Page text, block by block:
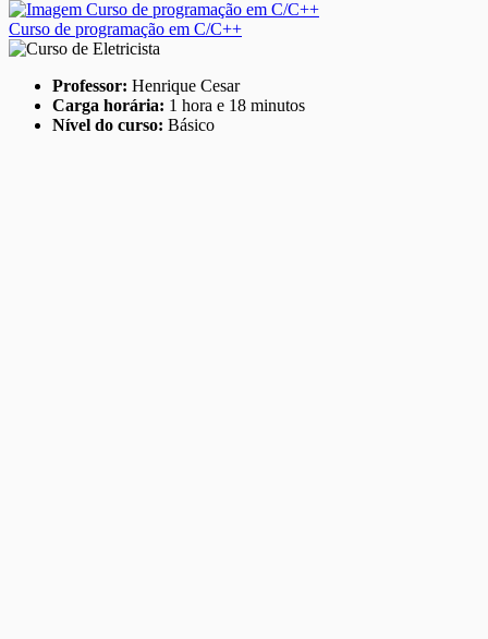
Curso de programação em C/C++
Professor: Henrique Cesar
Carga horária: 1 hora e 18 minutos
Nível do curso: Básico